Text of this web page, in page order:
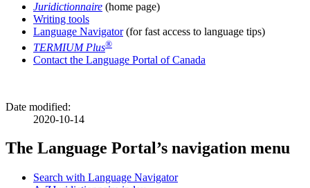
Juridictionnaire (home page)
Writing tools
Language Navigator(for fast access to language tips)
TERMIUM Plus®
Contact the Language Portal of Canada
Date modified:
2020-10-14
The Language Portal’s navigation menu
Search with Language Navigator